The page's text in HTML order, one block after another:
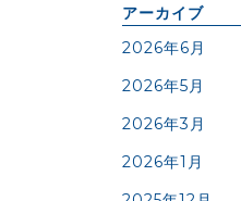
アーカイブ
2026年6月
2026年5月
2026年3月
2026年1月